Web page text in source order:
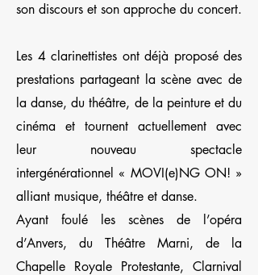
son discours et son approche du concert.
Les 4 clarinettistes ont déjà proposé des
prestations partageant la scène avec de
la danse, du théâtre, de la peinture et du
cinéma et tournent actuellement avec
leur nouveau spectacle
intergénérationnel « MOVI(e)NG ON! »
alliant musique, théâtre et danse.
Ayant foulé les scènes de l’opéra
d’Anvers, du Théâtre Marni, de la
Chapelle Royale Protestante, Clarnival